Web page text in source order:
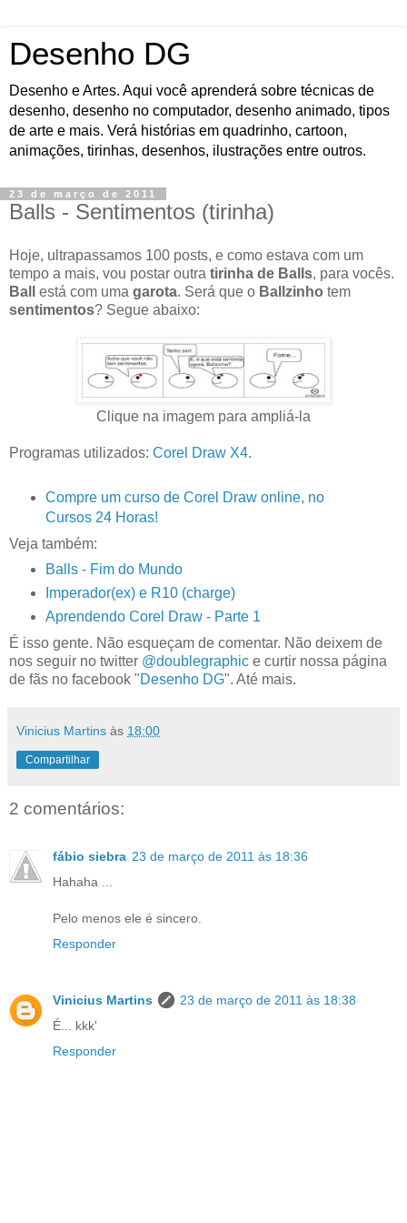
Desenho DG
Desenho e Artes. Aqui você aprenderá sobre técnicas de
desenho, desenho no computador, desenho animado, tipos
de arte e mais. Verá histórias em quadrinho, cartoon,
animações, tirinhas, desenhos, ilustrações entre outros.
23 de março de 2011
Balls - Sentimentos (tirinha)
Hoje, ultrapassamos 100 posts, e como estava com um
tempo a mais, vou postar outra tirinha de Balls, para vocês.
Ball
está com uma garota. Será que o Ballzinho tem
sentimentos? Segue abaixo:
Clique na imagem para ampliá-la
Programas utilizados: Corel Draw X4.
Compre um curso de Corel Draw online, no
Cursos 24 Horas!
Veja também:
Balls - Fim do Mundo
Imperador(ex) e R10 (charge)
Aprendendo Corel Draw - Parte 1
É isso gente. Não esqueçam de comentar. Não deixem de
nos seguir no twitter @doublegraphic e curtir nossa página
de fãs no facebook "Desenho DG". Até mais.
Vinicius Martins às 18:00
Compartilhar
2 comentários:
fábio siebra 23 de março de 2011 às 18:36
Hahaha ...
Pelo menos ele é sincero.
Responder
Vinicius Martins
23 de março de 2011 às 18:38
É... kkk'
Responder